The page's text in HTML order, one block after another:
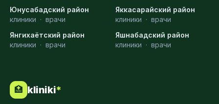
Юнусабадский район
клиники · врачи
Яккасарайский район
клиники · врачи
Янгихаётский район
клиники · врачи
Яшнабадский район
клиники · врачи
🏥 kliniki*